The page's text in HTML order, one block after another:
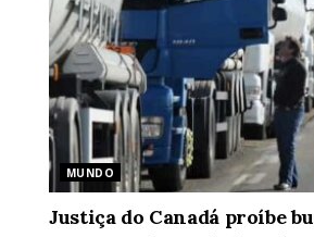
MUNDO
Justiça do Canadá proíbe